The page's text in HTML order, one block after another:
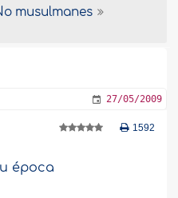
musulmanes
27/05/2009
1592
época